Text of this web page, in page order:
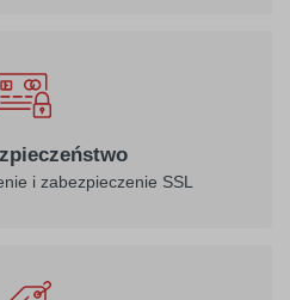
i zabezpieczenie SSL